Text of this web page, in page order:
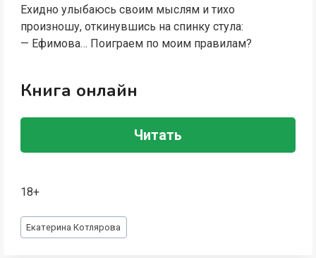
Ехидно улыбаюсь своим мыслям и тихо
произношу, откинувшись на спинку стула:
— Ефимова… Поиграем по моим правилам?
Книга онлайн
Читать
18+
Метки
записи:
Екатерина Котлярова